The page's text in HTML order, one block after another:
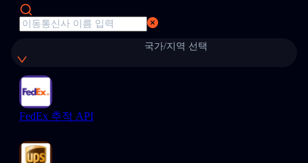
국가/지역 선택
FedEx 추적 API